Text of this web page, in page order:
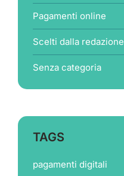
Pagamenti online
Scelti dalla redazione
Senza categoria
TAGS
pagamenti digitali